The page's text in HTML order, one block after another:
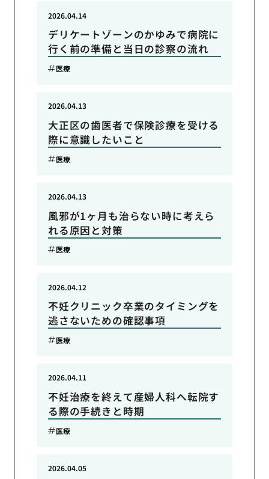
デリケートゾーンのかゆみで病院に
行く前の準備と当日の診察の流れ
2026.04.14
医療
大正区の歯医者で保険診療を受ける
際に意識したいこと
2026.04.13
医療
風邪が1ヶ月も治らない時に考えら
れる原因と対策
2026.04.13
医療
不妊クリニック卒業のタイミングを
逃さないための確認事項
2026.04.12
医療
不妊治療を終えて産婦人科へ転院す
る際の手続きと時期
2026.04.11
医療
2026.04.05